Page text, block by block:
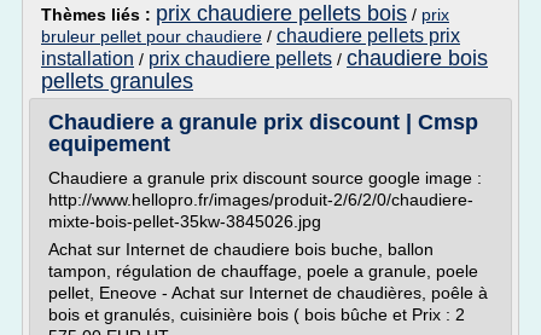
Thèmes liés : prix chaudiere pellets bois / prix
bruleur pellet pour chaudiere / chaudiere pellets prix
installation / prix chaudiere pellets / chaudiere bois
pellets granules
Chaudiere a granule prix discount | Cmsp
equipement
Chaudiere a granule prix discount source google image :
http://www.hellopro.fr/images/produit-2/6/2/0/chaudiere-
mixte-bois-pellet-35kw-3845026.jpg
Achat sur Internet de chaudiere bois buche, ballon
tampon, régulation de chauffage, poele a granule, poele
pellet, Eneove - Achat sur Internet de chaudières, poêle à
bois et granulés, cuisinière bois ( bois bûche et Prix : 2